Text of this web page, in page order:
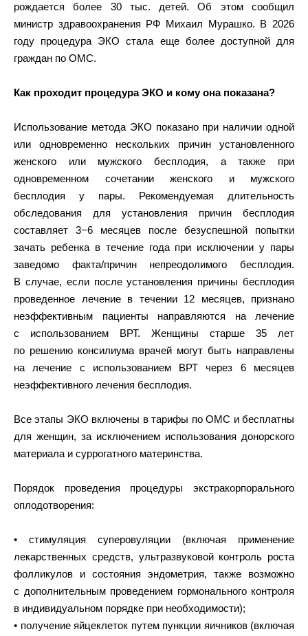
рождается более 30 тыс. детей. Об этом сообщил
министр здравоохранения РФ Михаил Мурашко. В 2026
году процедура ЭКО стала еще более доступной для
граждан по ОМС.
Как проходит процедура ЭКО и кому она показана?
Использование метода ЭКО показано при наличии одной
или одновременно нескольких причин установленного
женского или мужского бесплодия, а также при
одновременном сочетании женского и мужского
бесплодия у пары. Рекомендуемая длительность
обследования для установления причин бесплодия
составляет 3−6 месяцев после безуспешной попытки
зачать ребенка в течение года при исключении у пары
заведомо факта/причин непреодолимого бесплодия.
В случае, если после установления причины бесплодия
проведенное лечение в течении 12 месяцев, признано
неэффективным пациенты направляются на лечение
с использованием ВРТ. Женщины старше 35 лет
по решению консилиума врачей могут быть направлены
на лечение с использованием ВРТ через 6 месяцев
неэффективного лечения бесплодия.
Все этапы ЭКО включены в тарифы по ОМС и бесплатны
для женщин, за исключением использования донорского
материала и суррогатного материнства.
Порядок проведения процедуры экстракорпорального
оплодотворения:
• стимуляция суперовуляции (включая применение
лекарственных средств, ультразвуковой контроль роста
фолликулов и состояния эндометрия, также возможно
с дополнительным проведением гормонального контроля
в индивидуальном порядке при необходимости);
• получение яйцеклеток путем пункции яичников (включая